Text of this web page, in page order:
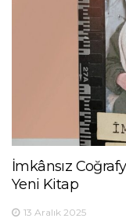
İmkânsız
Yeni Kitap
13 Aralık 2025